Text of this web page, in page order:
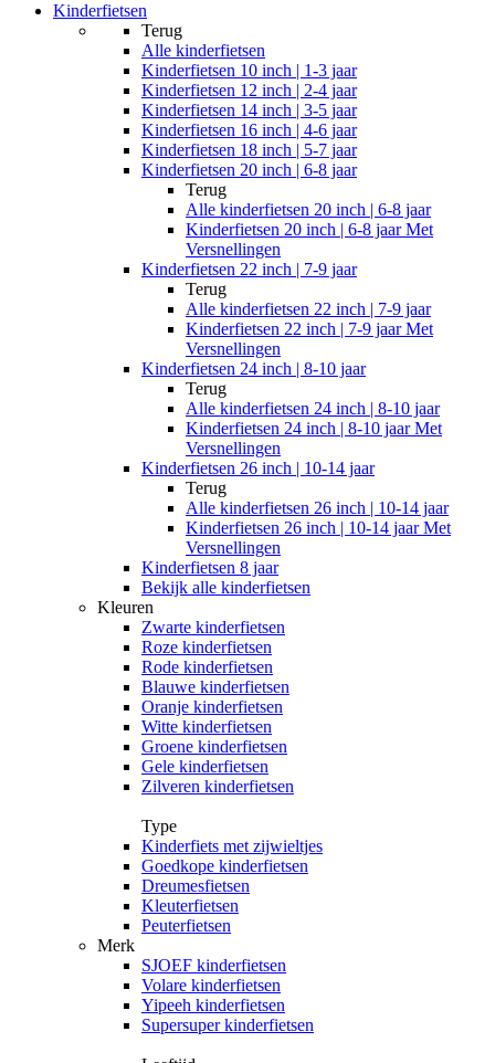
Kinderfietsen
Terug
Alle kinderfietsen
Kinderfietsen 10 inch | 1-3 jaar
Kinderfietsen 12 inch | 2-4 jaar
Kinderfietsen 14 inch | 3-5 jaar
Kinderfietsen 16 inch | 4-6 jaar
Kinderfietsen 18 inch | 5-7 jaar
Kinderfietsen 20 inch | 6-8 jaar
Terug
Alle kinderfietsen 20 inch | 6-8 jaar
Kinderfietsen 20 inch | 6-8 jaar Met
Versnellingen
Kinderfietsen 22 inch | 7-9 jaar
Terug
Alle kinderfietsen 22 inch | 7-9 jaar
Kinderfietsen 22 inch | 7-9 jaar Met
Versnellingen
Kinderfietsen 24 inch | 8-10 jaar
Terug
Alle kinderfietsen 24 inch | 8-10 jaar
Kinderfietsen 24 inch | 8-10 jaar Met
Versnellingen
Kinderfietsen 26 inch | 10-14 jaar
Terug
Alle kinderfietsen 26 inch | 10-14 jaar
Kinderfietsen 26 inch | 10-14 jaar Met
Versnellingen
Kinderfietsen 8 jaar
Bekijk alle kinderfietsen
Kleuren
Zwarte kinderfietsen
Roze kinderfietsen
Rode kinderfietsen
Blauwe kinderfietsen
Oranje kinderfietsen
Witte kinderfietsen
Groene kinderfietsen
Gele kinderfietsen
Zilveren kinderfietsen
Type
Kinderfiets met zijwieltjes
Goedkope kinderfietsen
Dreumesfietsen
Kleuterfietsen
Peuterfietsen
Merk
SJOEF kinderfietsen
Volare kinderfietsen
Yipeeh kinderfietsen
Supersuper kinderfietsen